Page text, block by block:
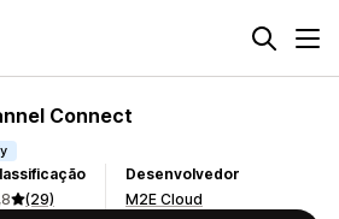
Connect
(29)
Desenvolvedor
M2E Cloud